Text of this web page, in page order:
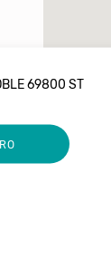
69800 ST